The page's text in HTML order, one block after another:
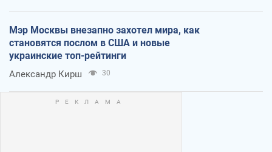
Мэр Москвы внезапно захотел мира, как
становятся послом в США и новые
украинские топ-рейтинги
Александр Кирш 30